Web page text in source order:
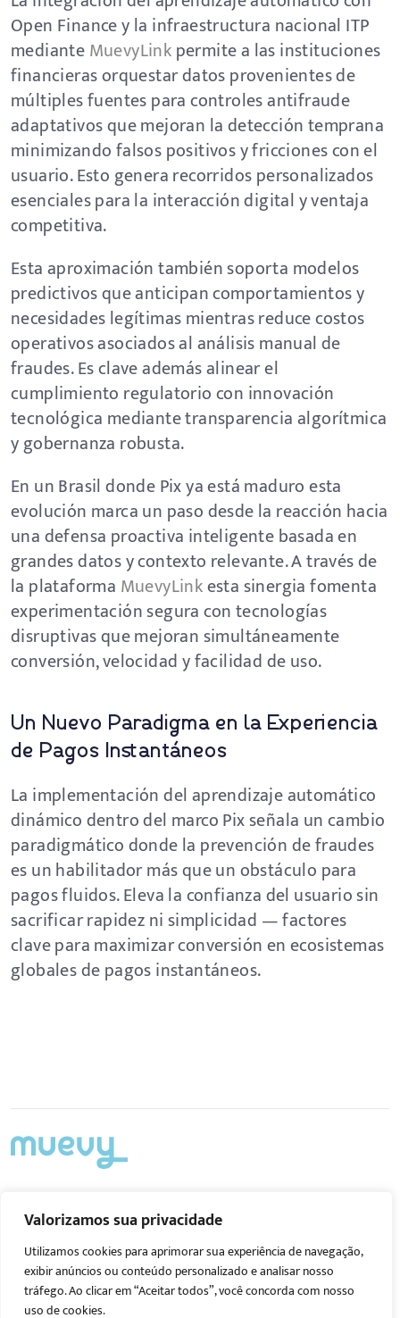
Valorizamos sua privacidade
Utilizamos cookies para aprimorar sua experiência de navegação,
exibir anúncios ou conteúdo personalizado e analisar nosso
tráfego. Ao clicar em “Aceitar todos”, você concorda com nosso
uso de cookies.
Open Finance y la infraestructura nacional ITP
medianteMuevyLinkpermite a las instituciones
financieras orquestar datos provenientes de
múltiples fuentes para controles antifraude
adaptativos que mejoran la detección temprana
minimizando falsos positivos y fricciones con el
usuario. Esto genera recorridos personalizados
esenciales para la interacción digital y ventaja
competitiva.
Esta aproximación también soporta modelos
predictivos que anticipan comportamientos y
necesidades legítimas mientras reduce costos
operativos asociados al análisis manual de
fraudes. Es clave además alinear el
cumplimiento regulatorio con innovación
tecnológica mediante transparencia algorítmica
y gobernanza robusta.
En un Brasil donde Pix ya está maduro esta
evolución marca un paso desde la reacción hacia
una defensa proactiva inteligente basada en
grandes datos y contexto relevante. A través de
la plataforma MuevyLinkesta sinergia fomenta
experimentación segura con tecnologías
disruptivas que mejoran simultáneamente
conversión, velocidad y facilidad de uso.
Un Nuevo Paradigma en la Experiencia
de Pagos Instantáneos
La implementación del aprendizaje automático
dinámico dentro del marco Pix señala un cambio
paradigmático donde la prevención de fraudes
es un habilitador más que un obstáculo para
pagos fluidos. Eleva la confianza del usuario sin
sacrificar rapidez ni simplicidad — factores
clave para maximizar conversión en ecosistemas
globales de pagos instantáneos.
Acompanhe nas redes